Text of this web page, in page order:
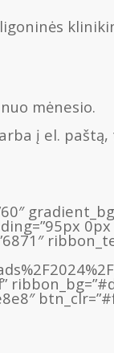
mėnesio.
į el.